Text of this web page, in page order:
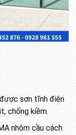
sơn tĩnh điện
chống kiềm.
nhôm cầu cách